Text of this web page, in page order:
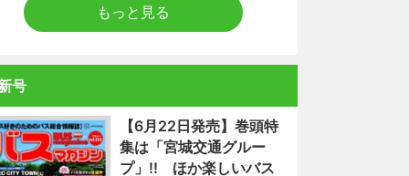
もっと見る
号
【6月22日発売】巻頭特
集は「宮城交通グルー
プ」!! ほか楽しいバス